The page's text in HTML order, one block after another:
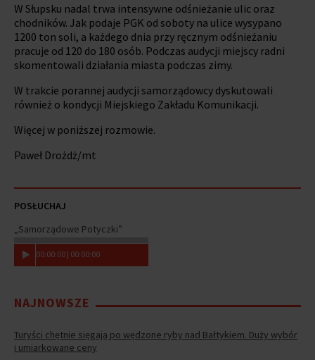
W Słupsku nadal trwa intensywne odśnieżanie ulic oraz
chodników. Jak podaje PGK od soboty na ulice wysypano
1200 ton soli, a każdego dnia przy ręcznym odśnieżaniu
pracuje od 120 do 180 osób. Podczas audycji miejscy radni
skomentowali działania miasta podczas zimy.
W trakcie porannej audycji samorządowcy dyskutowali
również o kondycji Miejskiego Zakładu Komunikacji.
Więcej w poniższej rozmowie.
Paweł Drożdż/mt
POSŁUCHAJ
„Samorządowe Potyczki”
00:00:00 | 00:00:00
NAJNOWSZE
Turyści chętnie sięgają po wędzone ryby nad Bałtykiem. Duży wybór
i umiarkowane ceny